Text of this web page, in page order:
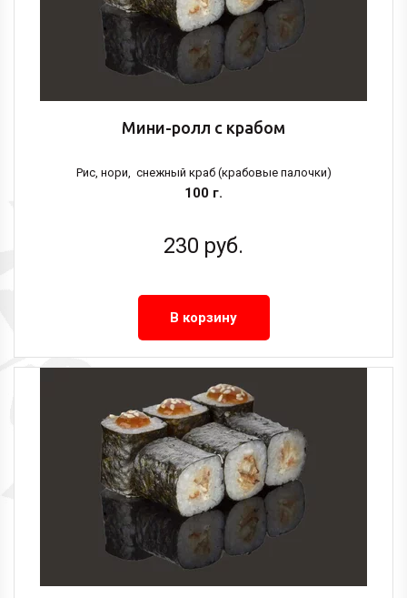
Мини-ролл с крабом
Рис, нори, снежный краб (крабовые палочки)
100 г.
230 руб.
В корзину